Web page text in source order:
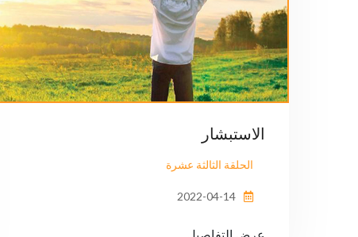
الاستبشار
الحلقة الثالثة عشرة